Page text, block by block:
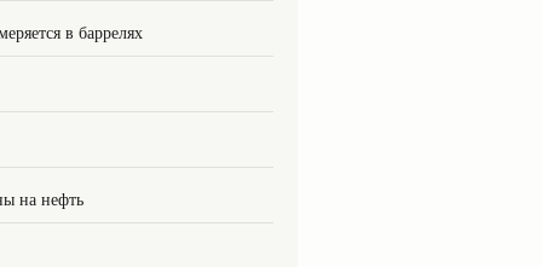
в баррелях
на нефть